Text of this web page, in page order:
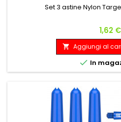
Set 3 astine Nylon
Prezzo
1,62 €
 Aggiungi al
 In